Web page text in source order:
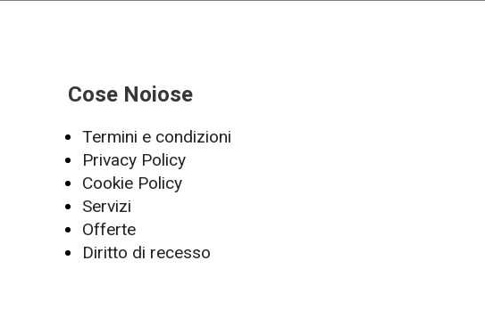
Cose Noiose
Termini e condizioni
Privacy Policy
Cookie Policy
Servizi
Offerte
Diritto di recesso